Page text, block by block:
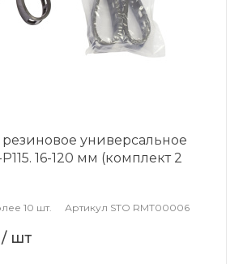
универсальное
16-120 мм (комплект 2
10 шт. Артикул STO RMT00006
/ шт